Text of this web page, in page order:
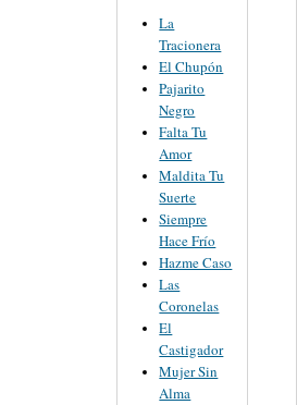
La
Tracionera
El Chupón
Pajarito
Negro
Falta Tu
Amor
Maldita Tu
Suerte
Siempre
Hace Frío
Hazme Caso
Las
Coronelas
El
Castigador
Mujer Sin
Alma